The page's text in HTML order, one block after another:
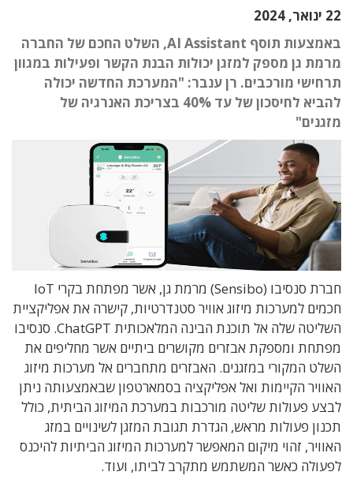
22 ינואר, 2024
באמצעות תוסף AI Assistant, השלט החכם של החברה
מרמת גן מספק למזגן יכולות הבנת הקשר ופעילות במגוון
תרחישי מורכבים. רן ענבר: "המערכת החדשה יכולה
להביא לחיסכון של עד 40% בצריכת האנרגיה של
מזגנים"
חברת סנסיבו (Sensibo) מרמת גן, אשר מפתחת בקרי IoT
חכמים למערכות מיזוג אוויר סטנדרטיות, קישרה את אפליקציית
השליטה שלה אל תוכנת הבינה המלאכותית ChatGPT. סנסיבו
מפתחת ומספקת אבזרים מקושרים ביתיים אשר מחליפים את
השלט המקורי במזגנים. האבזרים מתחברים אל מערכות מיזוג
האוויר הקיימות ואל אפליקציה בסמארטפון שבאמצעותה ניתן
לבצע פעולות שליטה מורכבות במערכת המיזוג הביתית, כולל
תכנון פעולות מראש, הגדרת תגובת המזגן לשינויים במזג
האוויר, זהוי מיקום המאפשר למערכות המיזוג הביתיות להיכנס
לפעולה כאשר המשתמש מתקרב לביתו, ועוד.